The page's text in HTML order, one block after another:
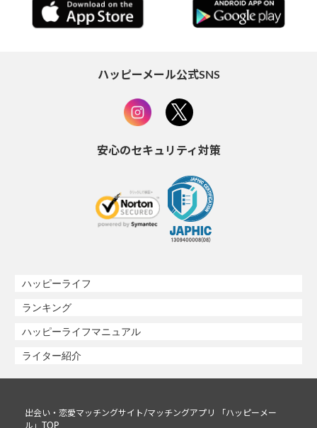
ハッピーメール公式SNS
安心のセキュリティ対策
ハッピーライフ
ランキング
ハッピーライフマニュアル
ライター紹介
出会い・恋愛マッチングサイト/マッチングアプリ 「ハッピーメー
ル」TOP